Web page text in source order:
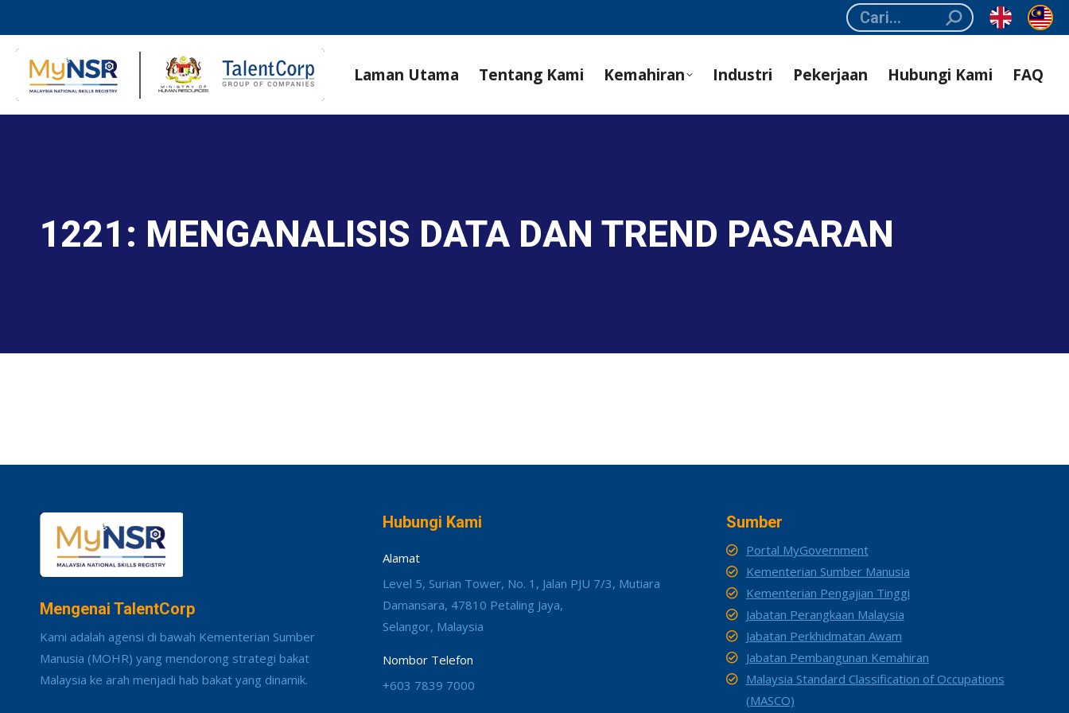
Search:
Laman Utama Tentang Kami Kemahiran Industri Pekerjaan Hubungi Kami FAQ
1221: MENGANALISIS DATA DAN TREND PASARAN
Mengenai TalentCorp
Kami adalah agensi di bawah Kementerian Sumber
Manusia (MOHR) yang mendorong strategi bakat
Malaysia ke arah menjadi hab bakat yang dinamik.
Hubungi Kami
Alamat
Level 5, Surian Tower, No. 1, Jalan PJU 7/3, Mutiara
Damansara, 47810 Petaling Jaya,
Selangor, Malaysia
Nombor Telefon
+603 7839 7000
Sumber
Portal MyGovernment
Kementerian Sumber Manusia
Kementerian Pengajian Tinggi
Jabatan Perangkaan Malaysia
Jabatan Perkhidmatan Awam
Jabatan Pembangunan Kemahiran
Malaysia Standard Classification of Occupations
(MASCO)